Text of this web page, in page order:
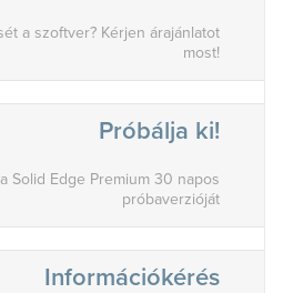
a szoftver? Kérjen árajánlatot
most!
Próbálja ki!
Solid Edge Premium 30 napos
próbaverzióját
Információkérés